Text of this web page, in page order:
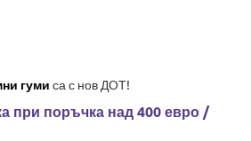
гуми са с нов ДОТ!
при поръчка над 400 евро /